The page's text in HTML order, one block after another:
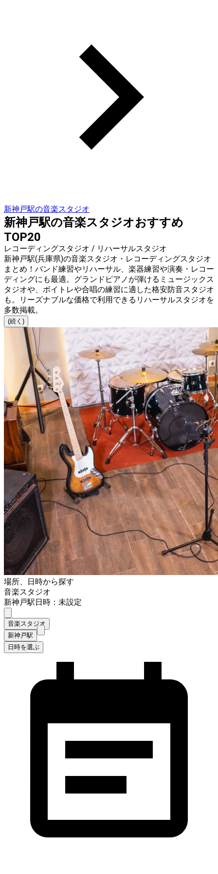
新神戸駅の音楽スタジオ
新神戸駅の音楽スタジオおすすめ
TOP20
レコーディングスタジオ / リハーサルスタジオ
新神戸駅(兵庫県)の音楽スタジオ・レコーディングスタジオ
まとめ！バンド練習やリハーサル、楽器練習や演奏・レコー
ディングにも最適。グランドピアノが弾けるミュージックス
タジオや、ボイトレや合唱の練習に適した格安防音スタジオ
も。リーズナブルな価格で利用できるリハーサルスタジオを
多数掲載。
(続く)
場所、日時から探す
音楽スタジオ
新神戸駅日時：未設定
音楽スタジオ
新神戸駅
日時を選ぶ